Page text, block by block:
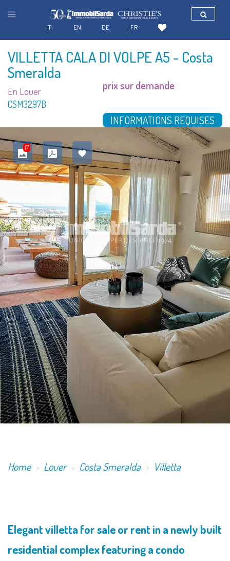
VILLETTA CALA DI VOLPE A5 - Costa
Smeralda
En Louer
CSM3297B
prix sur demande
INFORMATIONS REQUISES
17
Home Louer Costa Smeralda Villetta
​Elegant villetta for sale or rent in a newly built
residential complex featuring a condo
FR
DE
EN
IT